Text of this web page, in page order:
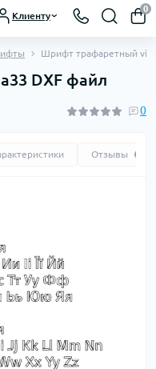
Клиенту
0
Шрифт трафаретный
DXF файл
0
Отзывы